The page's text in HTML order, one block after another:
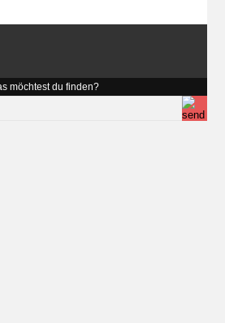
möchtest du finden?